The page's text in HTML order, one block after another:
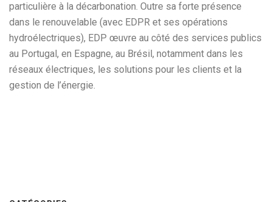
particulière à la décarbonation. Outre sa forte présence
dans le renouvelable (avec EDPR et ses opérations
hydroélectriques), EDP œuvre au côté des services publics
au Portugal, en Espagne, au Brésil, notamment dans les
réseaux électriques, les solutions pour les clients et la
gestion de l’énergie.